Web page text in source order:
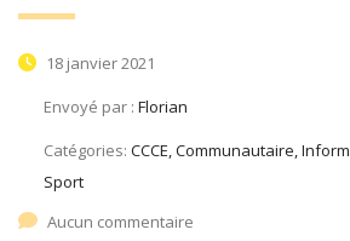
18 janvier 2021
Envoyé par : Florian
Catégories: CCCE, Communautaire,
Sport
Aucun commentaire